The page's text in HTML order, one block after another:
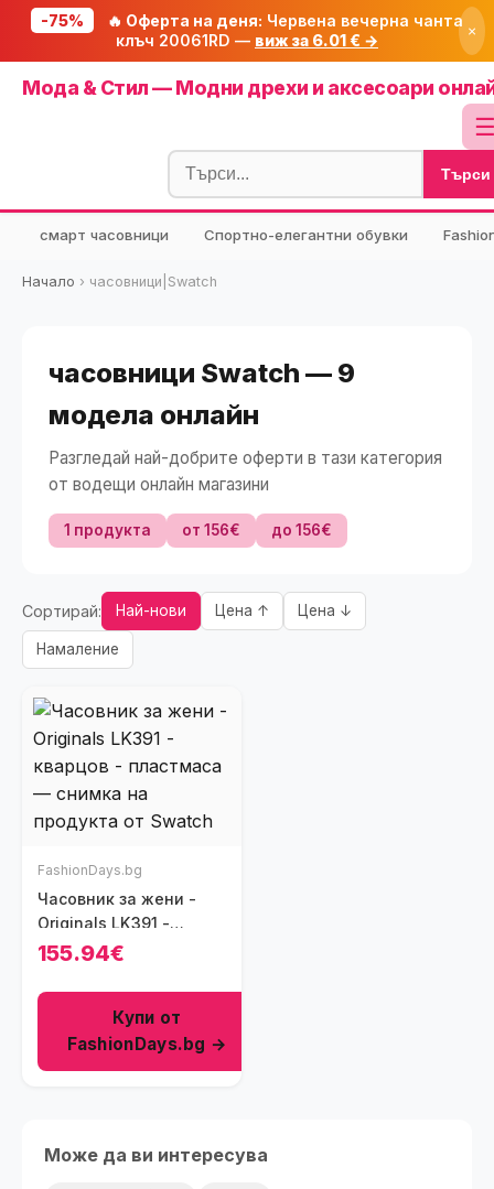
-75% 🔥 Оферта на деня: Червена вечерна чанта
клъч 20061RD — виж за 6.01 € → ×
Мода & Стил — Модни дрехи и аксесоари
Начало
🔥 Намаления
🧮 Калкулатори Търси
смарт часовници Спортно-елегантни обувки
Начало › часовници|Swatch
часовници Swatch — 9
модела онлайн
Разгледай най-добрите оферти в тази категория
от водещи онлайн магазини
1 продукта от 156€ до 156€
Сортирай: Най-нови Цена ↑ Цена ↓
Намаление
FashionDays.bg
Часовник за жени -
Originals LK391 -
кварцов - пластмаса
155.94€
Купи от
FashionDays.bg →
Може да ви интересува